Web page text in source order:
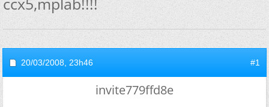
20/03/2008, 23h46 #1
invite779ffd8e